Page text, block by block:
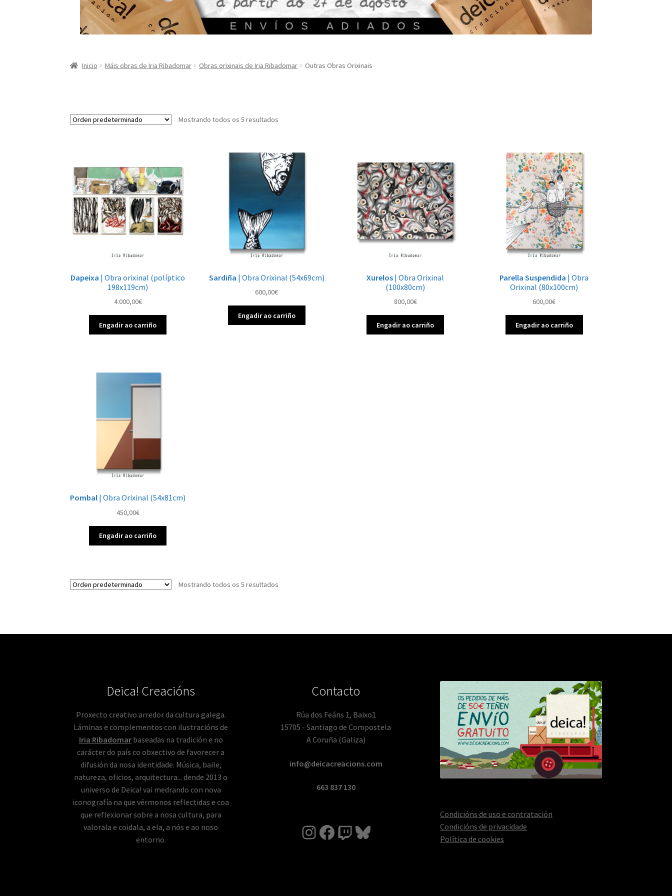
Inicio Máis obras de Iria Ribadomar Obras orixinais de Iria Ribadomar Outras Obras Orixinais
Mostrando todos os 5 resultados
Dapeixa | Obra orixinal (políptico
198x119cm)
4.000,00€
Engadir ao carriño
Sardiña | Obra Orixinal (54x69cm)
600,00€
Engadir ao carriño
Xurelos | Obra Orixinal
(100x80cm)
800,00€
Engadir ao carriño
Parella Suspendida | Obra
Orixinal (80x100cm)
600,00€
Engadir ao carriño
Pombal | Obra Orixinal (54x81cm)
450,00€
Engadir ao carriño
Mostrando todos os 5 resultados
Deica! Creacións
Proxecto creativo arredor da cultura galega.
Láminas e complementos con ilustracións de
Iria Ribadomarbaseadas na tradición e no
carácter do país co obxectivo de favorecer a
difusión da nosa identidade. Música, baile,
natureza, oficios, arquitectura... dende 2013 o
universo de Deica! vai medrando con nova
iconografía na que vérmonos reflectidas e coa
que reflexionar sobre a nosa cultura, para
valorala e coidala, a ela, a nós e ao noso
entorno.
Contacto
Rúa dos Feáns 1, Baixo1
15705 - Santiago de Compostela
A Coruña (Galiza)
info@deicacreacions.com
663 837 130
Instagram
Facebook
TwitchBluesky
Condicións de uso e contratación
Condicións de privacidade
Política de cookies